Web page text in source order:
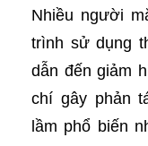
Nhiều người
trình sử dụng
dẫn đến giảm
chí gây phản
lầm phổ biến